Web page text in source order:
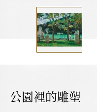
公園裡的雕塑